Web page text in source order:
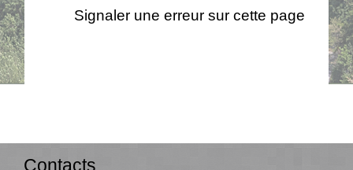
Signaler une erreur sur cette page
Contacts